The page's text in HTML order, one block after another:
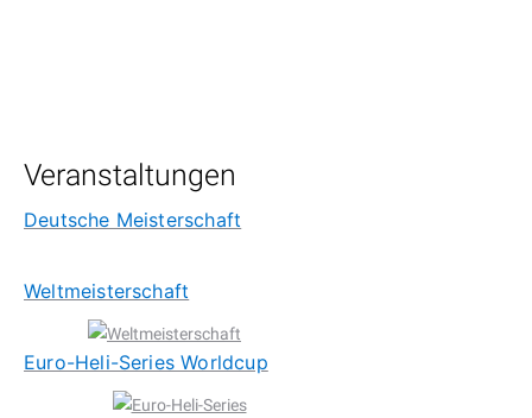
Veranstaltungen
Deutsche Meisterschaft
Weltmeisterschaft
Euro-Heli-Series Worldcup